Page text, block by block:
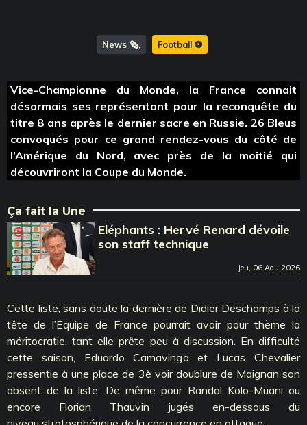
News 🗞️ Football ⚽️
Vice-Championne du Monde, la France connait
désormais ses représentant pour la reconquête du
titre 8 ans après le dernier sacre en Russie. 26 Bleus
convoqués pour ce grand rendez-vous du côté de
l’Amérique du Nord, avec près de la moitié qui
découvriront la Coupe du Monde.
Ça fait la Une
Eléphants : Hervé Renard dévoile
son staff technique
Jeu, 06 Aou 2026
Cette liste, sans doute la dernière de Didier Deschamps à la
tête de l’Equipe de France pourrait avoir pour thème la
méritocratie, tant elle prête peu à discussion. En difficulté
cette saison, Eduardo Camavinga et Lucas Chevalier
pressentie à une place de 3è voir doublure de Maignan son
absent de la liste. De même pour Randal Kolo-Muani ou
encore Florian Thauvin jugés en-dessous du